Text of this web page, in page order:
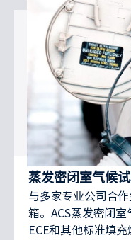
蒸发密闭室气候
与多家专业公司合
箱。ACS蒸发密闭室
ECE和其他标准填